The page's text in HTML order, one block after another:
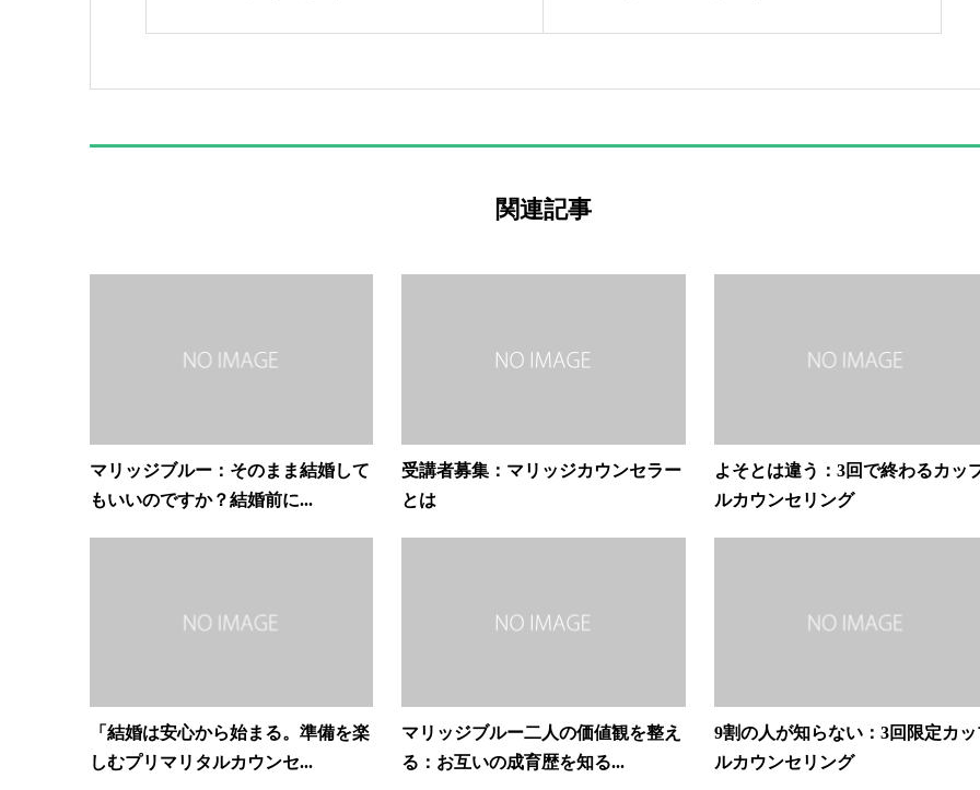
関連記事
マリッジブルー：そのまま結婚して
もいいのですか？結婚前に...
受講者募集：マリッジカウンセラー
とは
よそとは違う：3回で終わるカッ
ルカウンセリング
「結婚は安心から始まる。準備を楽
しむプリマリタルカウンセ...
マリッジブルー二人の価値観を整え
る：お互いの成育歴を知る...
9割の人が知らない：3回限定カッ
ルカウンセリング